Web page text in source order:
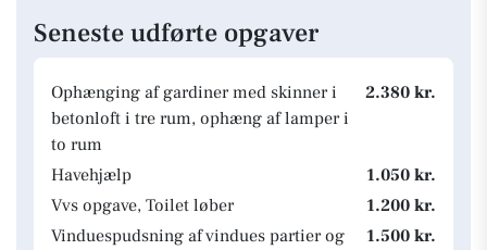
Seneste udførte opgaver
Ophænging af gardiner med skinner i
betonloft i tre rum, ophæng af lamper i
to rum
2.380 kr.
Havehjælp
1.050 kr.
Vvs opgave, Toilet løber
1.200 kr.
Vinduespudsning af vindues partier og
1.500 kr.